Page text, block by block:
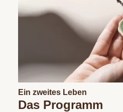
Ein zweites Leben
Das Programm